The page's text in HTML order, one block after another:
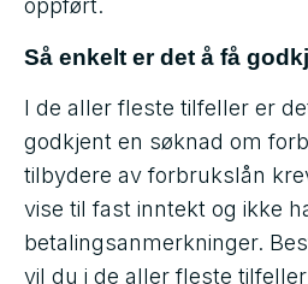
oppført.
Så enkelt er det å få
I de aller fleste tilfeller er
godkjent en søknad om
tilbydere av forbrukslån
vise til fast inntekt og ikke
betalingsanmerkninger.
vil du i de aller fleste